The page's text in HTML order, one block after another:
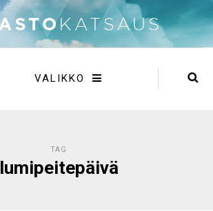
VALIKKO
TAG
lumipeitepäivä